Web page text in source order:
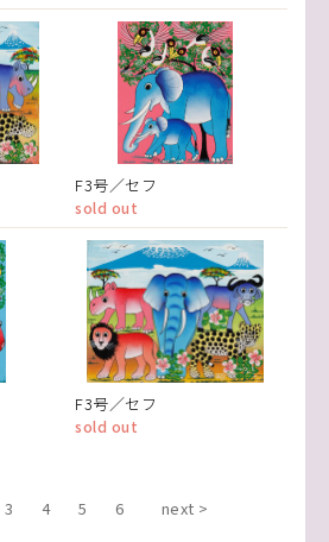
F3号／セフ
sold out
F3号／セフ
sold out
3 4 5 6 next >